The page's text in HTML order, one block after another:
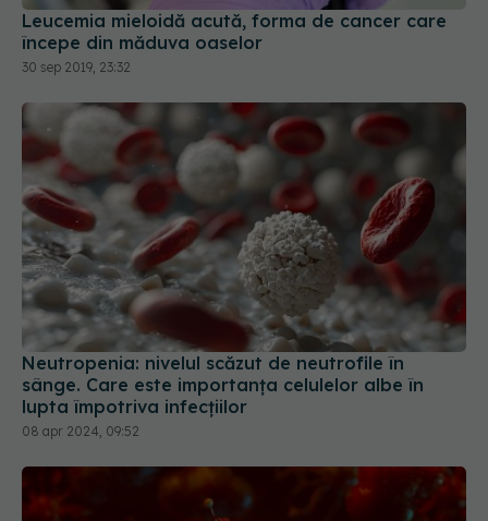
Leucemia mieloidă acută, forma de cancer care
începe din măduva oaselor
30 sep 2019, 23:32
Neutropenia: nivelul scăzut de neutrofile în
sânge. Care este importanța celulelor albe în
lupta împotriva infecțiilor
08 apr 2024, 09:52